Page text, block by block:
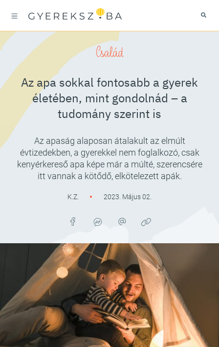
Család
Az apa sokkal fontosabb a gyerek
életében, mint gondolnád – a
tudomány szerint is
Az apaság alaposan átalakult az elmúlt
évtizedekben, a gyerekkel nem foglalkozó, csak
kenyérkereső apa képe már a múlté, szerencsére
itt vannak a kötődő, elkötelezett apák.
K.Z. 2023. Május 02.